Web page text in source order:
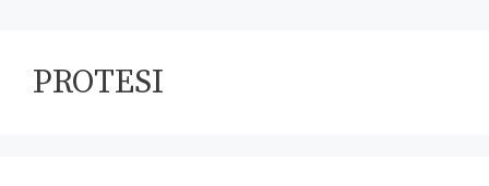
PROTESI